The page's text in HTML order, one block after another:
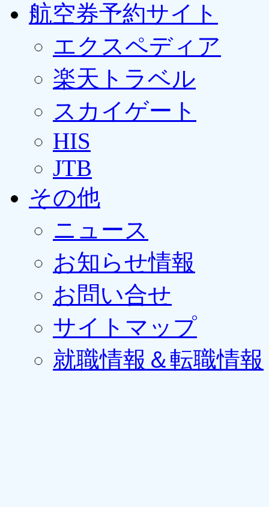
航空券予約サイト
エクスペディア
楽天トラベル
スカイゲート
HIS
JTB
その他
ニュース
お知らせ情報
お問い合せ
サイトマップ
就職情報＆転職情報